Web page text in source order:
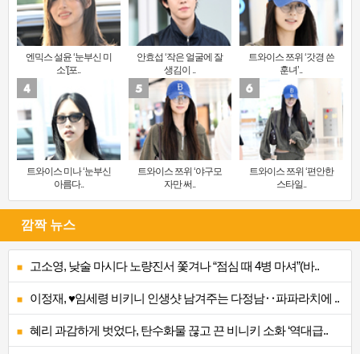
엔믹스 설윤 ‘눈부신 미
소’[포..
안효섭 ‘작은 얼굴에 잘
생김이 ..
트와이스 쯔위 ‘갓경 쓴
훈녀’..
트와이스 미나 ‘눈부신
아름다..
트와이스 쯔위 ‘야구모
자만 써..
트와이스 쯔위 ‘편안한
스타일..
깜짝 뉴스
고소영, 낮술 마시다 노량진서 쫓겨나 “점심 때 4병 마셔”(바..
이정재, ♥임세령 비키니 인생샷 남겨주는 다정남‥파파라치에 ..
혜리 과감하게 벗었다, 탄수화물 끊고 끈 비니키 소화 ‘역대급..